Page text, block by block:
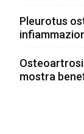
Pleurotus
mostra